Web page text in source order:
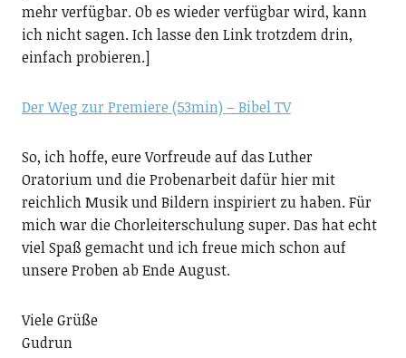
mehr verfügbar. Ob es wieder verfügbar wird, kann
ich nicht sagen. Ich lasse den Link trotzdem drin,
einfach probieren.]
Der Weg zur Premiere (53min) – Bibel TV
So, ich hoffe, eure Vorfreude auf das Luther
Oratorium und die Probenarbeit dafür hier mit
reichlich Musik und Bildern inspiriert zu haben. Für
mich war die Chorleiterschulung super. Das hat echt
viel Spaß gemacht und ich freue mich schon auf
unsere Proben ab Ende August.
Viele Grüße
Gudrun